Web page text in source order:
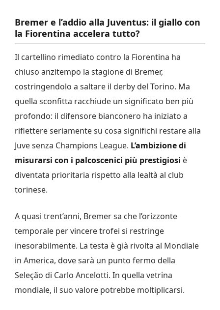
Bremer e l’addio alla Juventus: il giallo con
la Fiorentina accelera tutto?
Il cartellino rimediato contro la Fiorentina ha
chiuso anzitempo la stagione di Bremer,
costringendolo a saltare il derby del Torino. Ma
quella sconfitta racchiude un significato ben più
profondo: il difensore bianconero ha iniziato a
riflettere seriamente su cosa significhi restare alla
Juve senza Champions League. L’ambizione di
misurarsi con i palcoscenici più prestigiosi è
diventata prioritaria rispetto alla lealtà al club
torinese.
A quasi trent’anni, Bremer sa che l’orizzonte
temporale per vincere trofei si restringe
inesorabilmente. La testa è già rivolta al Mondiale
in America, dove sarà un punto fermo della
Seleção di Carlo Ancelotti. In quella vetrina
mondiale, il suo valore potrebbe moltiplicarsi.